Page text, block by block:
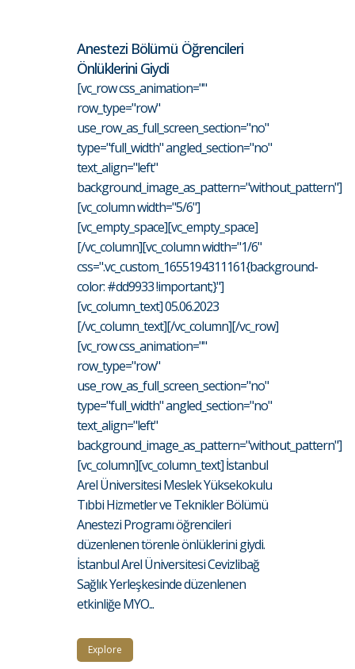
Anestezi Bölümü Öğrencileri
Önlüklerini Giydi
[vc_row css_animation=""
row_type="row"
use_row_as_full_screen_section="no"
type="full_width" angled_section="no"
text_align="left"
background_image_as_pattern="without_pattern"]
[vc_column width="5/6"]
[vc_empty_space][vc_empty_space]
[/vc_column][vc_column width="1/6"
css=".vc_custom_1655194311161{background-
color: #dd9933 !important;}"]
[vc_column_text] 05.06.2023
[/vc_column_text][/vc_column][/vc_row]
[vc_row css_animation=""
row_type="row"
use_row_as_full_screen_section="no"
type="full_width" angled_section="no"
text_align="left"
background_image_as_pattern="without_pattern"]
[vc_column][vc_column_text] İstanbul
Arel Üniversitesi Meslek Yüksekokulu
Tıbbi Hizmetler ve Teknikler Bölümü
Anestezi Programı öğrencileri
düzenlenen törenle önlüklerini giydi.
İstanbul Arel Üniversitesi Cevizlibağ
Sağlık Yerleşkesinde düzenlenen
etkinliğe MYO...
Explore